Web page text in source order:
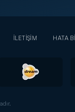
İLETİŞİM HATA